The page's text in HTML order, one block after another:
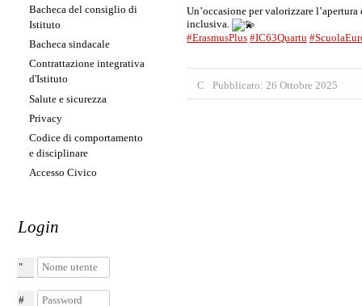
Bacheca del consiglio di
Istituto
Bacheca sindacale
Contrattazione integrativa
d'Istituto
Salute e sicurezza
Privacy
Codice di comportamento
e disciplinare
Accesso Civico
Login
Nome utente
Password
Un’occasione per valorizzare
inclusiva.
#ErasmusPlus #IC63Quartu
Pubblicato: 26 Ottobre 2025